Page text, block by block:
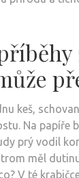
keš,
Na papíře
prý vodil
měl
V té